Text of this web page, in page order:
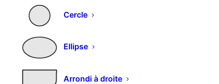
Cercle
Ellipse
Arrondi à droite
Panneau 3 plis sur
mesure – Découpe
double oblong